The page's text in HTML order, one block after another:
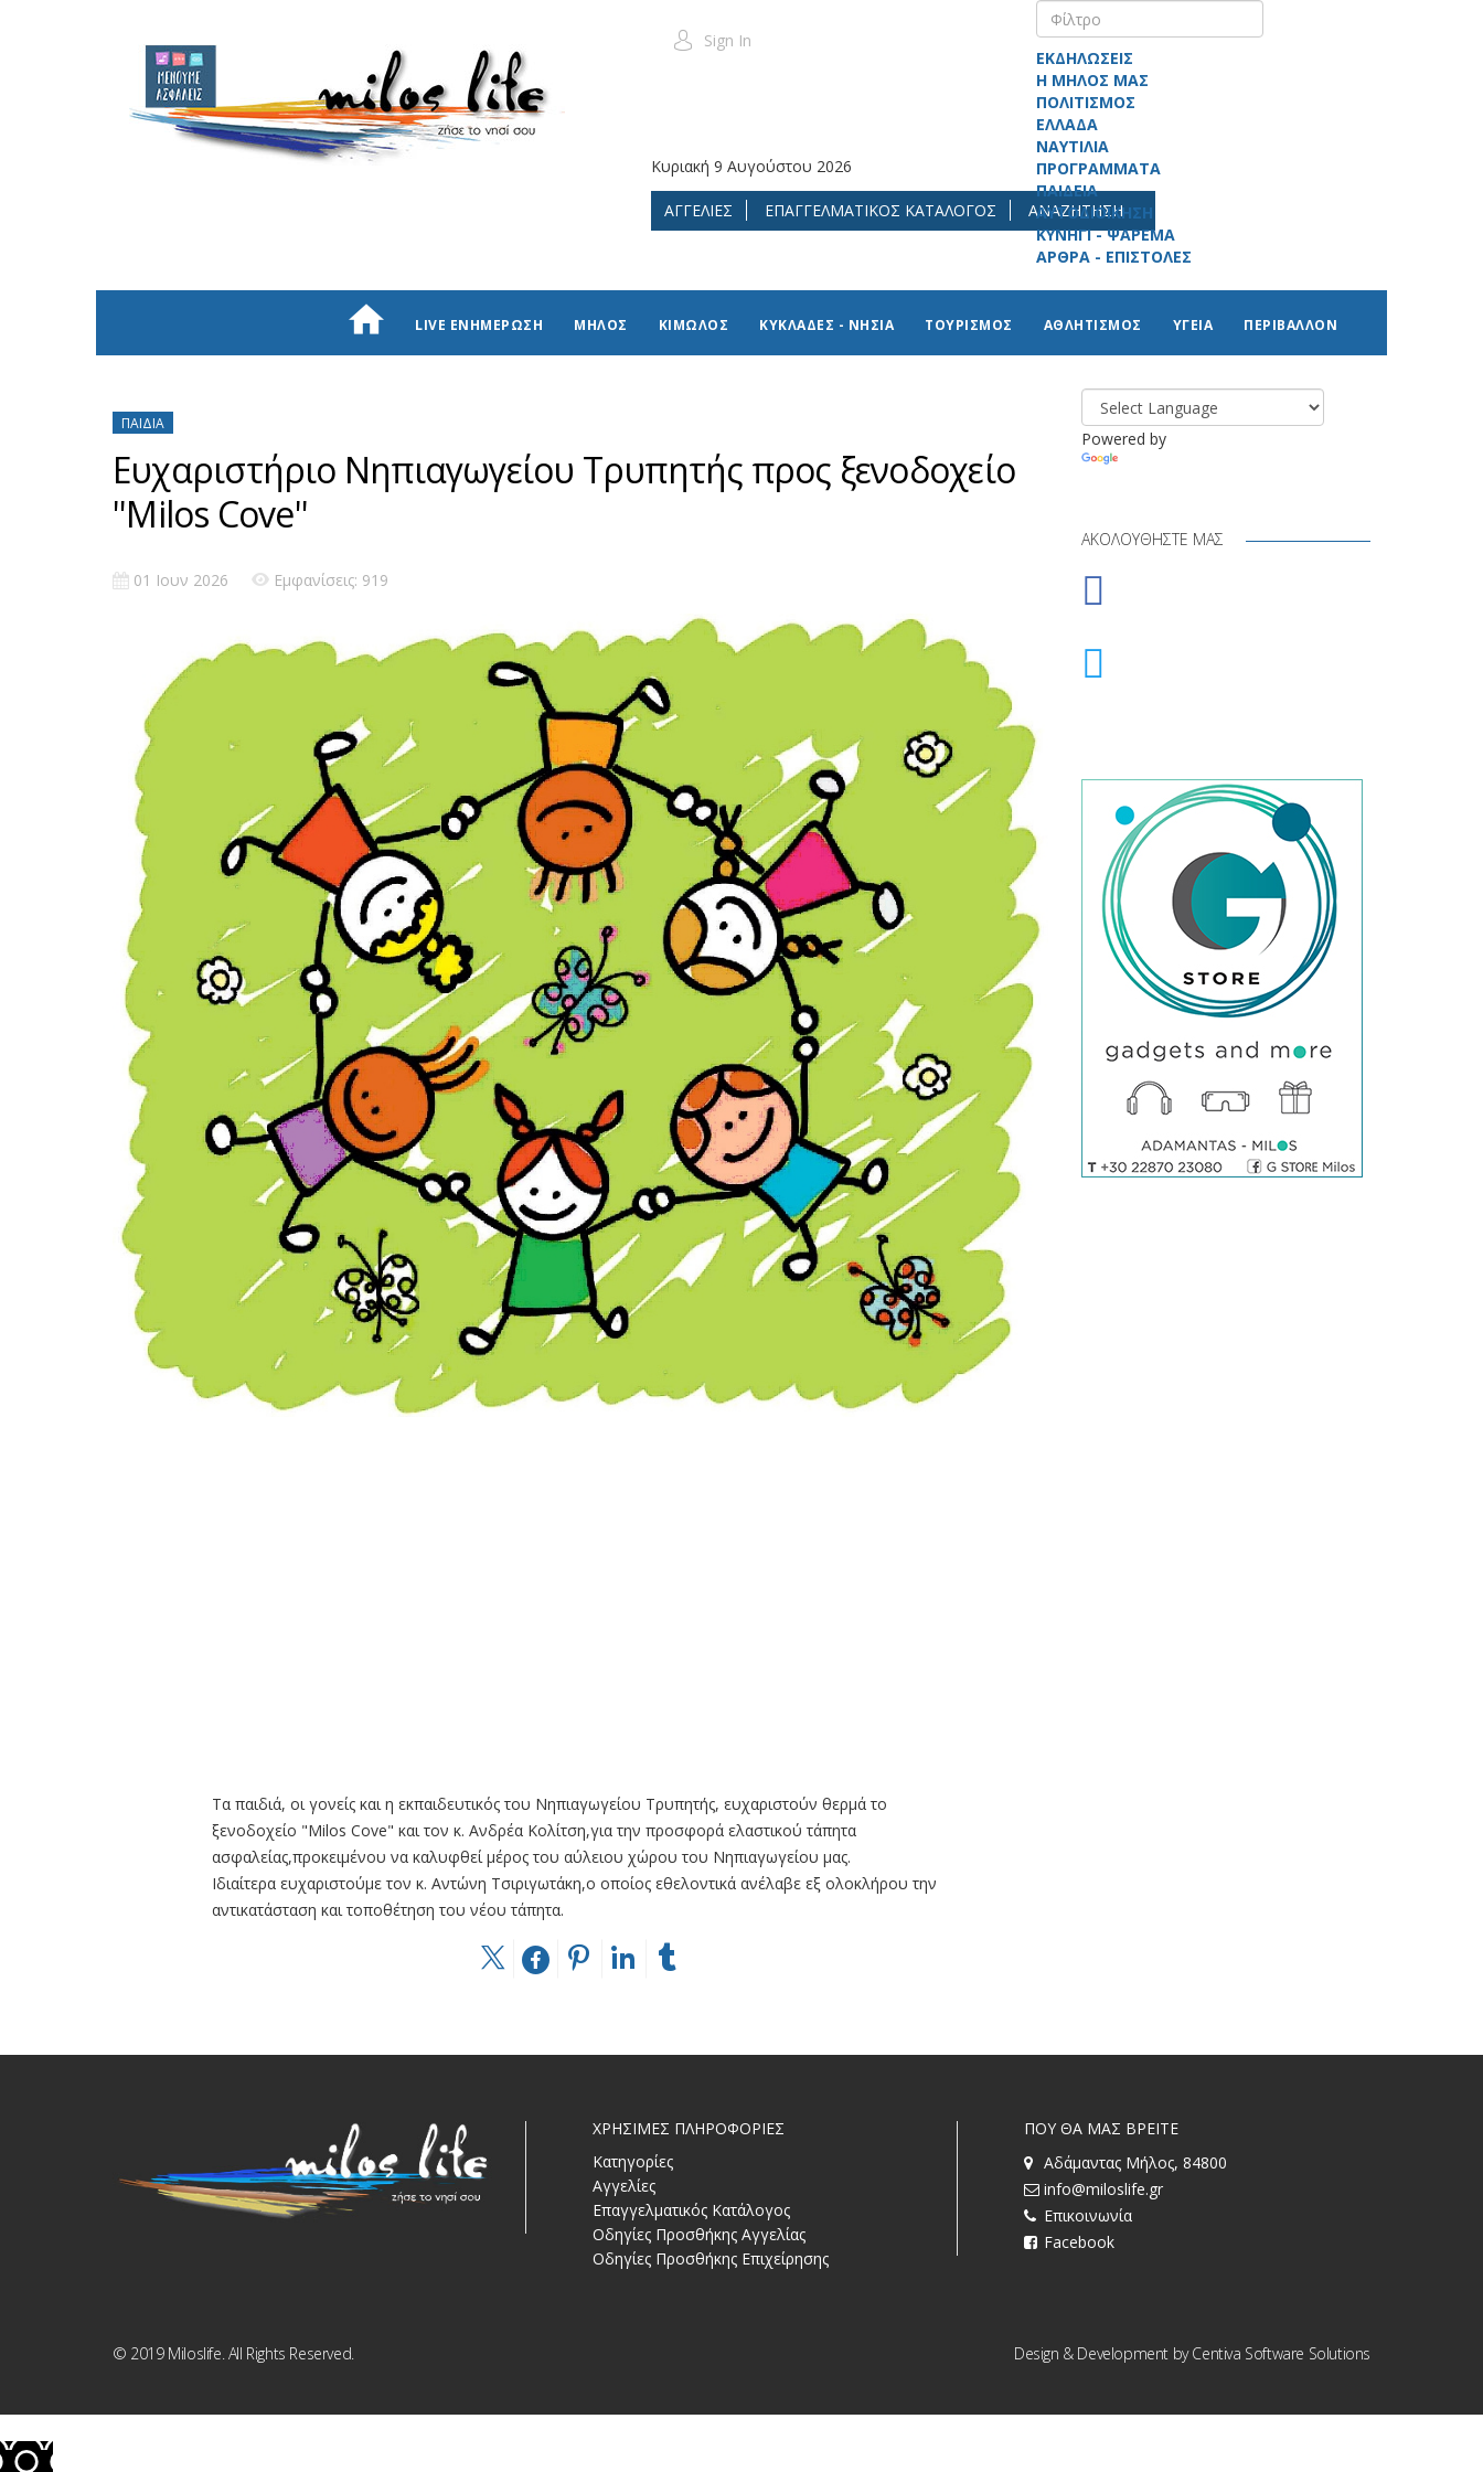
Sign In
Κυριακή 9 Αυγούστου 2026
ΑΓΓΕΛΙΕΣ ΕΠΑΓΓΕΛΜΑΤΙΚΟΣ ΚΑΤΑΛΟΓΟΣ ΑΝΑΖΗΤΗΣΗ
ΕΚΔΗΛΩΣΕΙΣ
Η ΜΗΛΟΣ ΜΑΣ
ΠΟΛΙΤΙΣΜΟΣ
ΕΛΛΑΔΑ
ΝΑΥΤΙΛΙΑ
ΠΡΟΓΡΑΜΜΑΤΑ
ΠΑΙΔΕΙΑ
ΑΥΤΟΔΙΟΙΚΗΣΗ
ΚΥΝΗΓΙ - ΨΑΡΕΜΑ
ΑΡΘΡΑ - ΕΠΙΣΤΟΛΕΣ
LIVE ΕΝΗΜΕΡΩΣΗ ΜΗΛΟΣ ΚΙΜΩΛΟΣ ΚΥΚΛΑΔΕΣ - ΝΗΣΙΑ ΤΟΥΡΙΣΜΟΣ ΑΘΛΗΤΙΣΜΟΣ ΥΓΕΙΑ ΠΕΡΙΒΑΛΛΟΝ
ΠΑΙΔΊΑ
Ευχαριστήριο Νηπιαγωγείου Τρυπητής προς ξενοδοχείο
''Milos Cove''
01 Ιουν 2026 Εμφανίσεις: 919
Τα παιδιά, οι γονείς και η εκπαιδευτικός του Νηπιαγωγείου Τρυπητής, ευχαριστούν θερμά το
ξενοδοχείο "Milos Cove" και τον κ. Ανδρέα Κολίτση,για την προσφορά ελαστικού τάπητα
ασφαλείας,προκειμένου να καλυφθεί μέρος του αύλειου χώρου του Νηπιαγωγείου μας.
Ιδιαίτερα ευχαριστούμε τον κ. Αντώνη Τσιριγωτάκη,ο οποίος εθελοντικά ανέλαβε εξ ολοκλήρου την
αντικατάσταση και τοποθέτηση του νέου τάπητα.
Powered by
ΑΚΟΛΟΥΘΉΣΤΕ ΜΑΣ
ΧΡΗΣΙΜΕΣ ΠΛΗΡΟΦΟΡΙΕΣ
Κατηγορίες
Αγγελίες
Επαγγελματικός Κατάλογος
Οδηγίες Προσθήκης Αγγελίας
Οδηγίες Προσθήκης Επιχείρησης
ΠΟΥ ΘΑ ΜΑΣ ΒΡΕΙΤΕ
Αδάμαντας Μήλος, 84800
info@miloslife.gr
Επικοινωνία
Facebook
© 2019 Miloslife. All Rights Reserved. Design & Development byCentiva Software Solutions